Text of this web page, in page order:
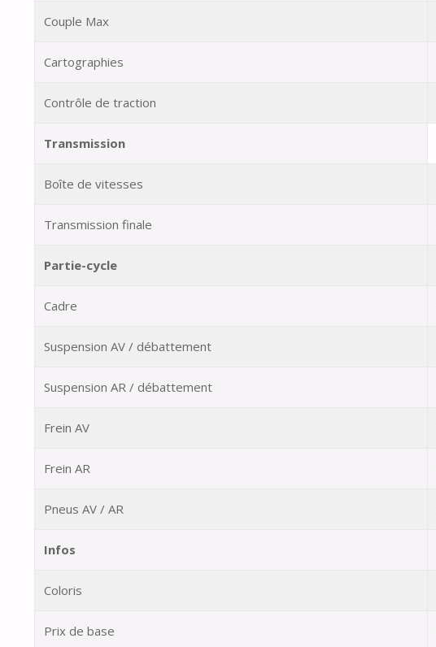
Couple Max
Cartographies
Contrôle de traction
Transmission
Boîte de vitesses
Transmission finale
Partie-cycle
Cadre
Suspension AV / débattement
Suspension AR / débattement
Frein AV
Frein AR
Pneus AV / AR
Infos
Coloris
Prix de base